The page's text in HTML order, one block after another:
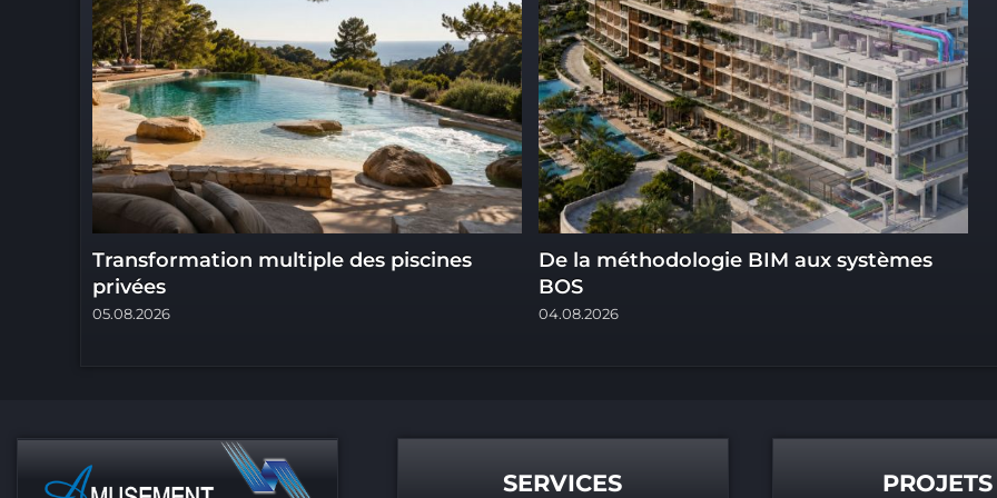
Transformation multiple des piscines
privées
05.08.2026
De la méthodologie BIM aux systèmes
BOS
04.08.2026
SERVICES PROJETS